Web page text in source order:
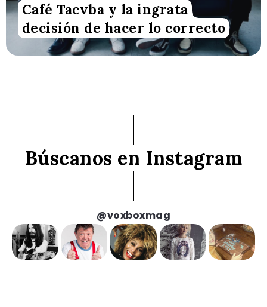
Café Tacvba y la ingrata
decisión de hacer lo correcto
Búscanos en Instagram
@voxboxmag